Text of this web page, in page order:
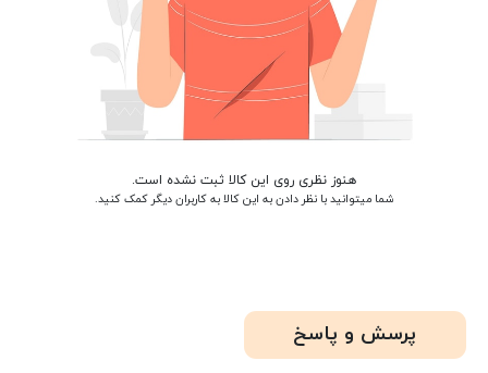
هنوز نظری روی این کالا ثبت نشده است.
شما میتوانید با نظر دادن به این کالا به کاربران دیگر کمک کنید.
پرسش و پاسخ